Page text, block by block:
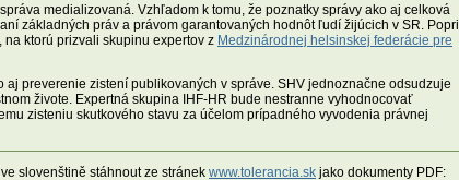
medializovaná. Vzhľadom k tomu, že poznatky správy ako aj celková
základných práv a právom garantovaných hodnôt ľudí žijúcich v SR. Popri
ktorú prizvali skupinu expertov z Medzinárodnej helsinskej federácie pre
preverenie zistení publikovaných v správe. SHV jednoznačne odsudzuje
živote. Expertná skupina IHF-HR bude nestranne vyhodnocovať
zisteniu skutkového stavu za účelom prípadného vyvodenia právnej
slovenštině stáhnout ze stránek www.tolerancia.sk jako dokumenty PDF: